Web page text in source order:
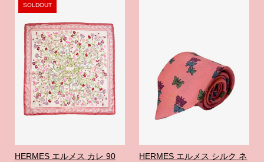
SOLDOUT
HERMES エルメス カレ 90
HERMES エルメス シルク ネ